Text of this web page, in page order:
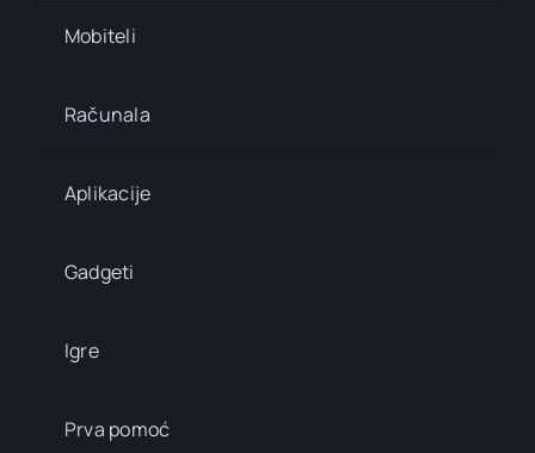
Mobiteli
Računala
Aplikacije
Gadgeti
Igre
Prva pomoć